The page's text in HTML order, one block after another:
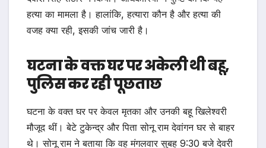
हत्या का मामला है। हालांकि, हत्यारा कौन है और हत्या की
वजह क्या रही, इसकी जांच जारी है।
घटना के वक्त घर पर अकेली थी बहू,
पुलिस कर रही पूछताछ
घटना के वक्त घर पर केवल मृतका और उनकी बहू खिलेश्वरी
मौजूद थीं। बेटे टुकेन्द्र और पिता सोनू राम देवांगन घर से बाहर
थे। सोनू राम ने बताया कि वह मंगलवार सुबह 9:30 बजे देवरी